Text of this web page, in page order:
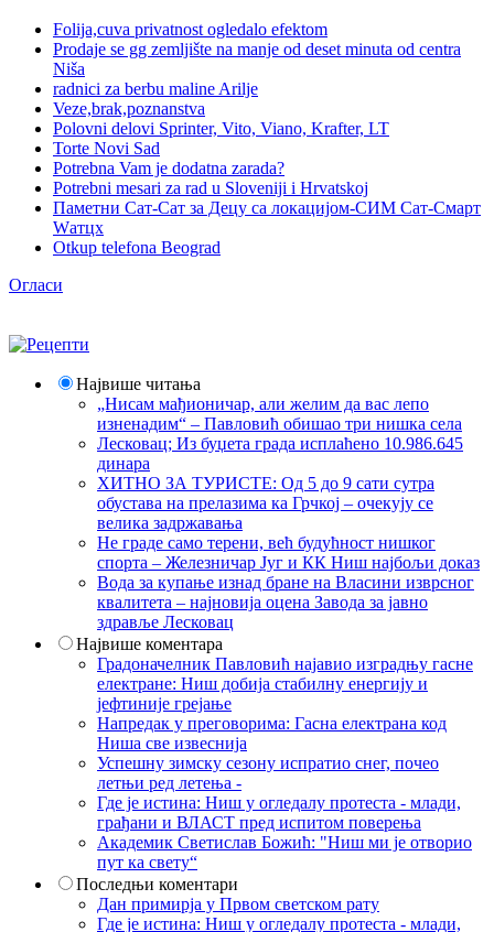
Folija,cuva privatnost ogledalo efektom
Prodaje se gg zemljište na manje od deset minuta od centra
Niša
radnici za berbu maline Arilje
Veze,brak,poznanstva
Polovni delovi Sprinter, Vito, Viano, Krafter, LT
Torte Novi Sad
Potrebna Vam je dodatna zarada?
Potrebni mesari za rad u Sloveniji i Hrvatskoj
Паметни Сат-Сат за Децу са локацијом-СИМ Сат-Смарт
Wатцх
Otkup telefona Beograd
Огласи
Највише читања
„Нисам мађионичар, али желим да вас лепо
изненадим“ – Павловић обишао три нишка села
Лесковац; Из буџета града исплаћено 10.986.645
динара
ХИТНО ЗА ТУРИСТЕ: Од 5 до 9 сати сутра
обустава на прелазима ка Грчкој – очекују се
велика задржавања
Не граде само терени, већ будућност нишког
спорта – Железничар Југ и КК Ниш најбољи доказ
Вода за купање изнад бране на Власини изврсног
квалитета – најновија оцена Завода за јавно
здравље Лесковац
Највише коментара
Градоначелник Павловић најавио изградњу гасне
електране: Ниш добија стабилну енергију и
јефтиније грејање
Напредак у преговорима: Гасна електрана код
Ниша све извеснија
Успешну зимску сезону испратио снег, почео
летњи ред летења -
Где је истина: Ниш у огледалу протеста - млади,
грађани и ВЛАСТ пред испитом поверења
Академик Светислав Божић: "Ниш ми је отворио
пут ка свету“
Последњи коментари
Дан примирја у Првом светском рату
Где је истина: Ниш у огледалу протеста - млади,